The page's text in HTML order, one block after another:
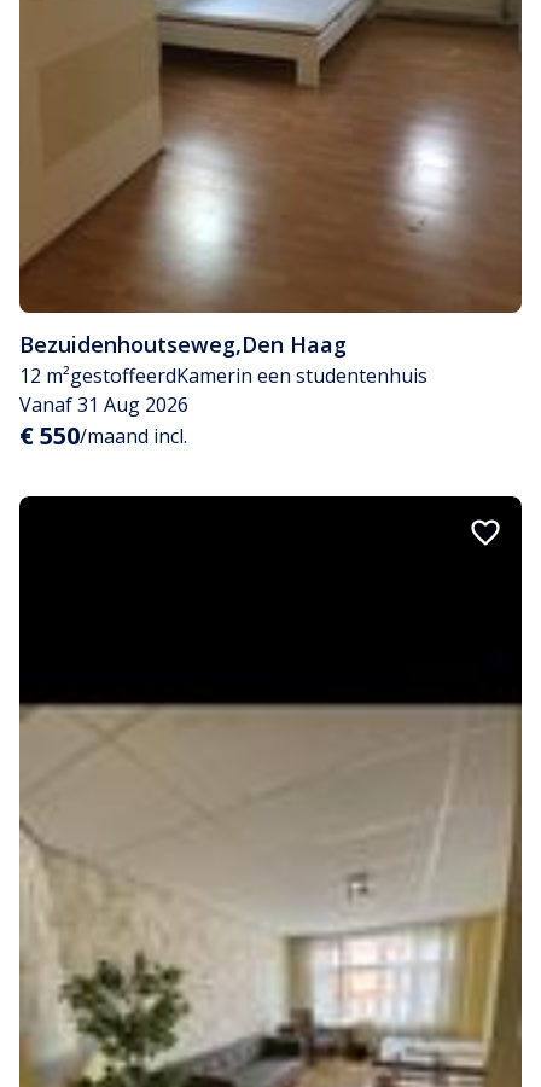
Bezuidenhoutseweg,Den Haag
12 m²gestoffeerdKamerin een studentenhuis
Vanaf 31 Aug 2026
€ 550/maand incl.